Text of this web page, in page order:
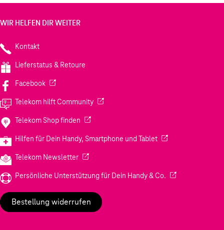
WIR HELFEN DIR WEITER
Kontakt
Lieferstatus & Retoure
Facebook(Wird in einem neuen Tab geöffnet)
Telekom hilft Community(Wird in einem neuen Tab geöffnet)
Telekom Shop finden (Wird in einem neuen Tab geöffnet)
Hilfen für Dein Handy, Smartphone und Tablet(Wird in einem
Telekom Newsletter(Wird in einem neuen Tab geöffnet)
Persönliche Unterstützung für Dein Handy & Co. (Wird in einem
Bestellung widerrufen